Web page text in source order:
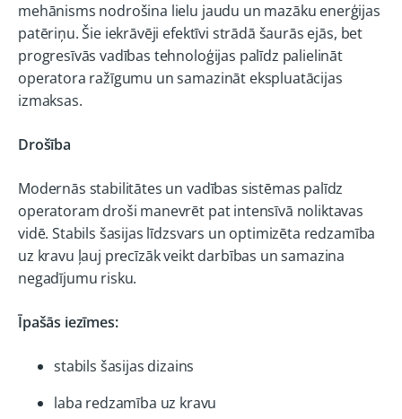
mehānisms nodrošina lielu jaudu un mazāku enerģijas
patēriņu. Šie iekrāvēji efektīvi strādā šaurās ejās, bet
progresīvās vadības tehnoloģijas palīdz palielināt
operatora ražīgumu un samazināt ekspluatācijas
izmaksas.
Drošība
Modernās stabilitātes un vadības sistēmas palīdz
operatoram droši manevrēt pat intensīvā noliktavas
vidē. Stabils šasijas līdzsvars un optimizēta redzamība
uz kravu ļauj precīzāk veikt darbības un samazina
negadījumu risku.
Īpašās iezīmes:
stabils šasijas dizains
laba redzamība uz kravu